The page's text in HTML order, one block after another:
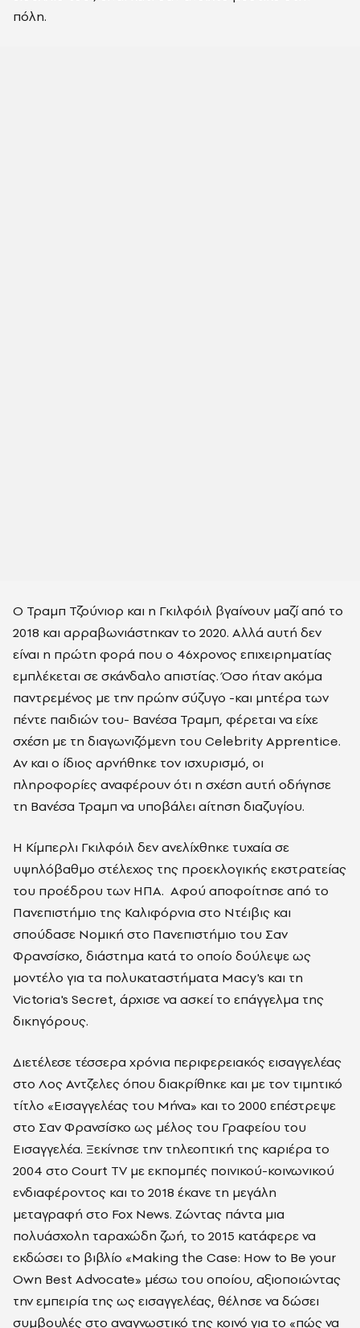
πόλη.
Ο Τραμπ Τζούνιορ και η Γκιλφόιλ βγαίνουν μαζί από το
2018 και αρραβωνιάστηκαν το 2020. Αλλά αυτή δεν
είναι η πρώτη φορά που ο 46χρονος επιχειρηματίας
εμπλέκεται σε σκάνδαλο απιστίας. Όσο ήταν ακόμα
παντρεμένος με την πρώην σύζυγο -και μητέρα των
πέντε παιδιών του- Βανέσα Τραμπ, φέρεται να είχε
σχέση με τη διαγωνιζόμενη του Celebrity Apprentice.
Αν και ο ίδιος αρνήθηκε τον ισχυρισμό, οι
πληροφορίες αναφέρουν ότι η σχέση αυτή οδήγησε
τη Βανέσα Τραμπ να υποβάλει αίτηση διαζυγίου.
Η Κίμπερλι Γκιλφόιλ δεν ανελίχθηκε τυχαία σε
υψηλόβαθμο στέλεχος της προεκλογικής εκστρατείας
του προέδρου των ΗΠΑ. Αφού αποφοίτησε από το
Πανεπιστήμιο της Καλιφόρνια στο Ντέιβις και
σπούδασε Νομική στο Πανεπιστήμιο του Σαν
Φρανσίσκο, διάστημα κατά το οποίο δούλεψε ως
μοντέλο για τα πολυκαταστήματα Macy's και τη
Victoria's Secret, άρχισε να ασκεί το επάγγελμα της
δικηγόρους.
Διετέλεσε τέσσερα χρόνια περιφερειακός εισαγγελέας
στο Λος Αντζελες όπου διακρίθηκε και με τον τιμητικό
τίτλο «Εισαγγελέας του Μήνα» και το 2000 επέστρεψε
στο Σαν Φρανσίσκο ως μέλος του Γραφείου του
Εισαγγελέα. Ξεκίνησε την τηλεοπτική της καριέρα το
2004 στο Court TV με εκπομπές ποινικού-κοινωνικού
ενδιαφέροντος και το 2018 έκανε τη μεγάλη
μεταγραφή στο Fox News. Ζώντας πάντα μια
πολυάσχολη ταραχώδη ζωή, το 2015 κατάφερε να
εκδώσει το βιβλίο «Making the Case: How to Be your
Own Best Advocate» μέσω του οποίου, αξιοποιώντας
την εμπειρία της ως εισαγγελέας, θέλησε να δώσει
συμβουλές στο αναγνωστικό της κοινό για το «πώς να